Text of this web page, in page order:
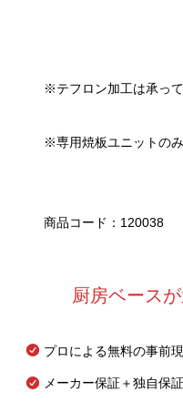
※テフロン加工は承って
※専用焼板ユニットの
商品コード：120038
厨房ベース
プロによる無料の事前
メーカー保証＋独自保